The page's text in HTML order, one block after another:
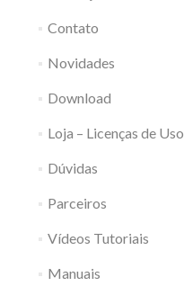
Contato
Novidades
Download
Loja – Licenças de Uso
Dúvidas
Parceiros
Vídeos Tutoriais
Manuais